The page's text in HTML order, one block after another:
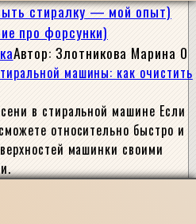
стиралку — мой опыт)
про форсунки)
Автор: Злотникова Марина 0
в стиральной машине Если
относительно быстро и
машинки своими